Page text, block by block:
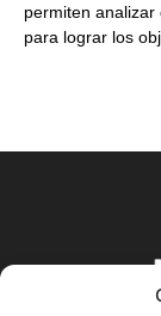
permiten
para lograr los